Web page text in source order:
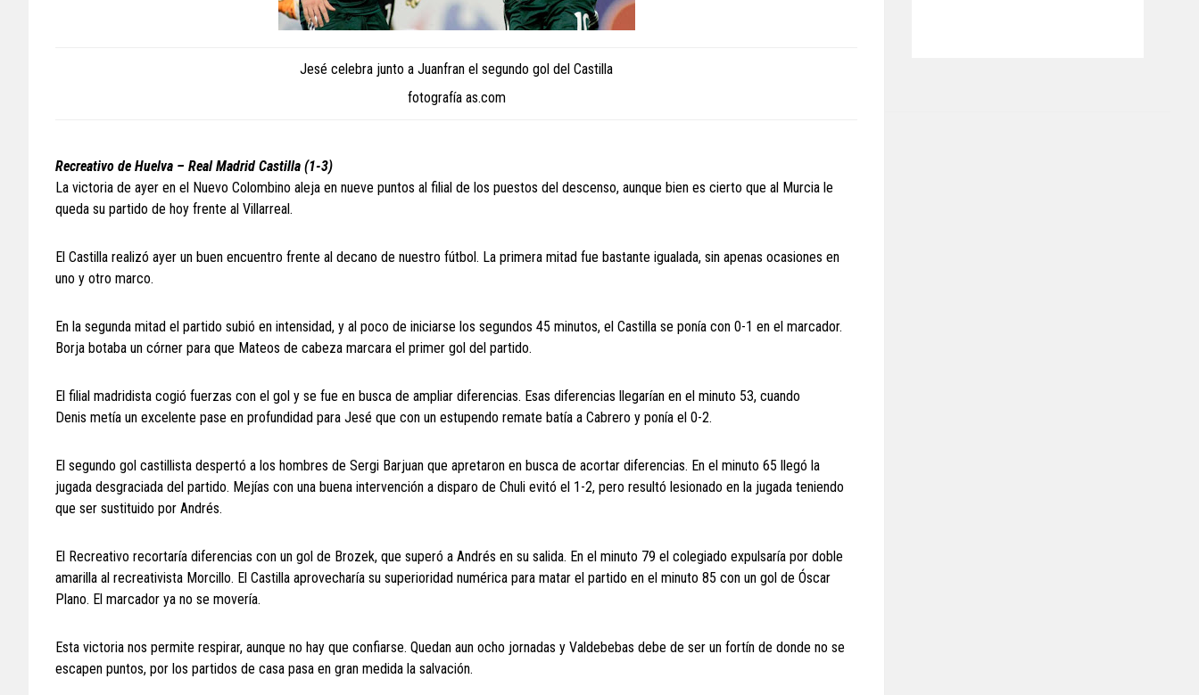
Jesé celebra junto a Juanfran el segundo gol del Castilla
fotografía as.com
Recreativo de Huelva – Real Madrid Castilla (1-3)
La victoria de ayer en el Nuevo Colombino aleja en nueve puntos al filial de los puestos del descenso, aunque bien es cierto que al Murcia le
queda su partido de hoy frente al Villarreal.
El Castilla realizó ayer un buen encuentro frente al decano de nuestro fútbol. La primera mitad fue bastante igualada, sin apenas ocasiones en
uno y otro marco.
En la segunda mitad el partido subió en intensidad, y al poco de iniciarse los segundos 45 minutos, el Castilla se ponía con 0-1 en el marcador.
Borja botaba un córner para que Mateos de cabeza marcara el primer gol del partido.
El filial madridista cogió fuerzas con el gol y se fue en busca de ampliar diferencias. Esas diferencias llegarían en el minuto 53, cuando
Denis metía un excelente pase en profundidad para Jesé que con un estupendo remate batía a Cabrero y ponía el 0-2.
El segundo gol castillista despertó a los hombres de Sergi Barjuan que apretaron en busca de acortar diferencias. En el minuto 65 llegó la
jugada desgraciada del partido. Mejías con una buena intervención a disparo de Chuli evitó el 1-2, pero resultó lesionado en la jugada teniendo
que ser sustituido por Andrés.
El Recreativo recortaría diferencias con un gol de Brozek, que superó a Andrés en su salida. En el minuto 79 el colegiado expulsaría por doble
amarilla al recreativista Morcillo. El Castilla aprovecharía su superioridad numérica para matar el partido en el minuto 85 con un gol de Óscar
Plano. El marcador ya no se movería.
Esta victoria nos permite respirar, aunque no hay que confiarse. Quedan aun ocho jornadas y Valdebebas debe de ser un fortín de donde no se
escapen puntos, por los partidos de casa pasa en gran medida la salvación.